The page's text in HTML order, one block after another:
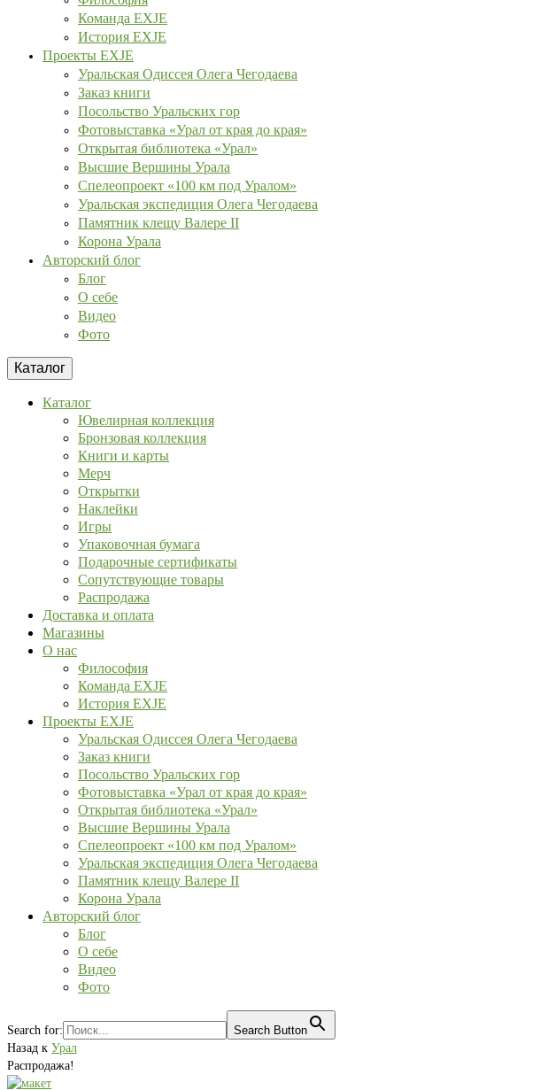
Команда EXJE
История EXJE
Проекты EXJE
Уральская Одиссея Олега Чегодаева
Заказ книги
Посольство Уральских гор
Фотовыставка «Урал от края до края»
Открытая библиотека «Урал»
Высшие Вершины Урала
Спелеопроект «100 км под Уралом»
Уральская экспедиция Олега Чегодаева
Памятник клещу Валере II
Корона Урала
Авторский блог
Блог
О себе
Видео
Фото
Каталог
Каталог
Ювелирная коллекция
Бронзовая коллекция
Книги и карты
Мерч
Открытки
Наклейки
Игры
Упаковочная бумага
Подарочные сертификаты
Сопутствующие товары
Распродажа
Доставка и оплата
Магазины
О нас
Философия
Команда EXJE
История EXJE
Проекты EXJE
Уральская Одиссея Олега Чегодаева
Заказ книги
Посольство Уральских гор
Фотовыставка «Урал от края до края»
Открытая библиотека «Урал»
Высшие Вершины Урала
Спелеопроект «100 км под Уралом»
Уральская экспедиция Олега Чегодаева
Памятник клещу Валере II
Корона Урала
Авторский блог
Блог
О себе
Видео
Фото
Search for:
Search Button
Назад к Урал
Распродажа!